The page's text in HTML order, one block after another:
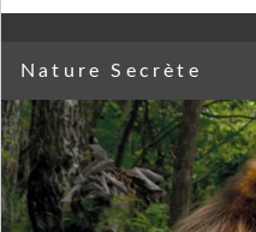
Nature Secrète